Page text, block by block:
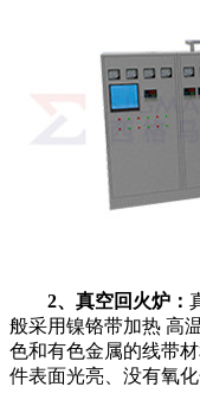
2、真空回火炉：
般采用镍铬带加热 高
色和有色金属的线带
件表面光亮、没有氧化